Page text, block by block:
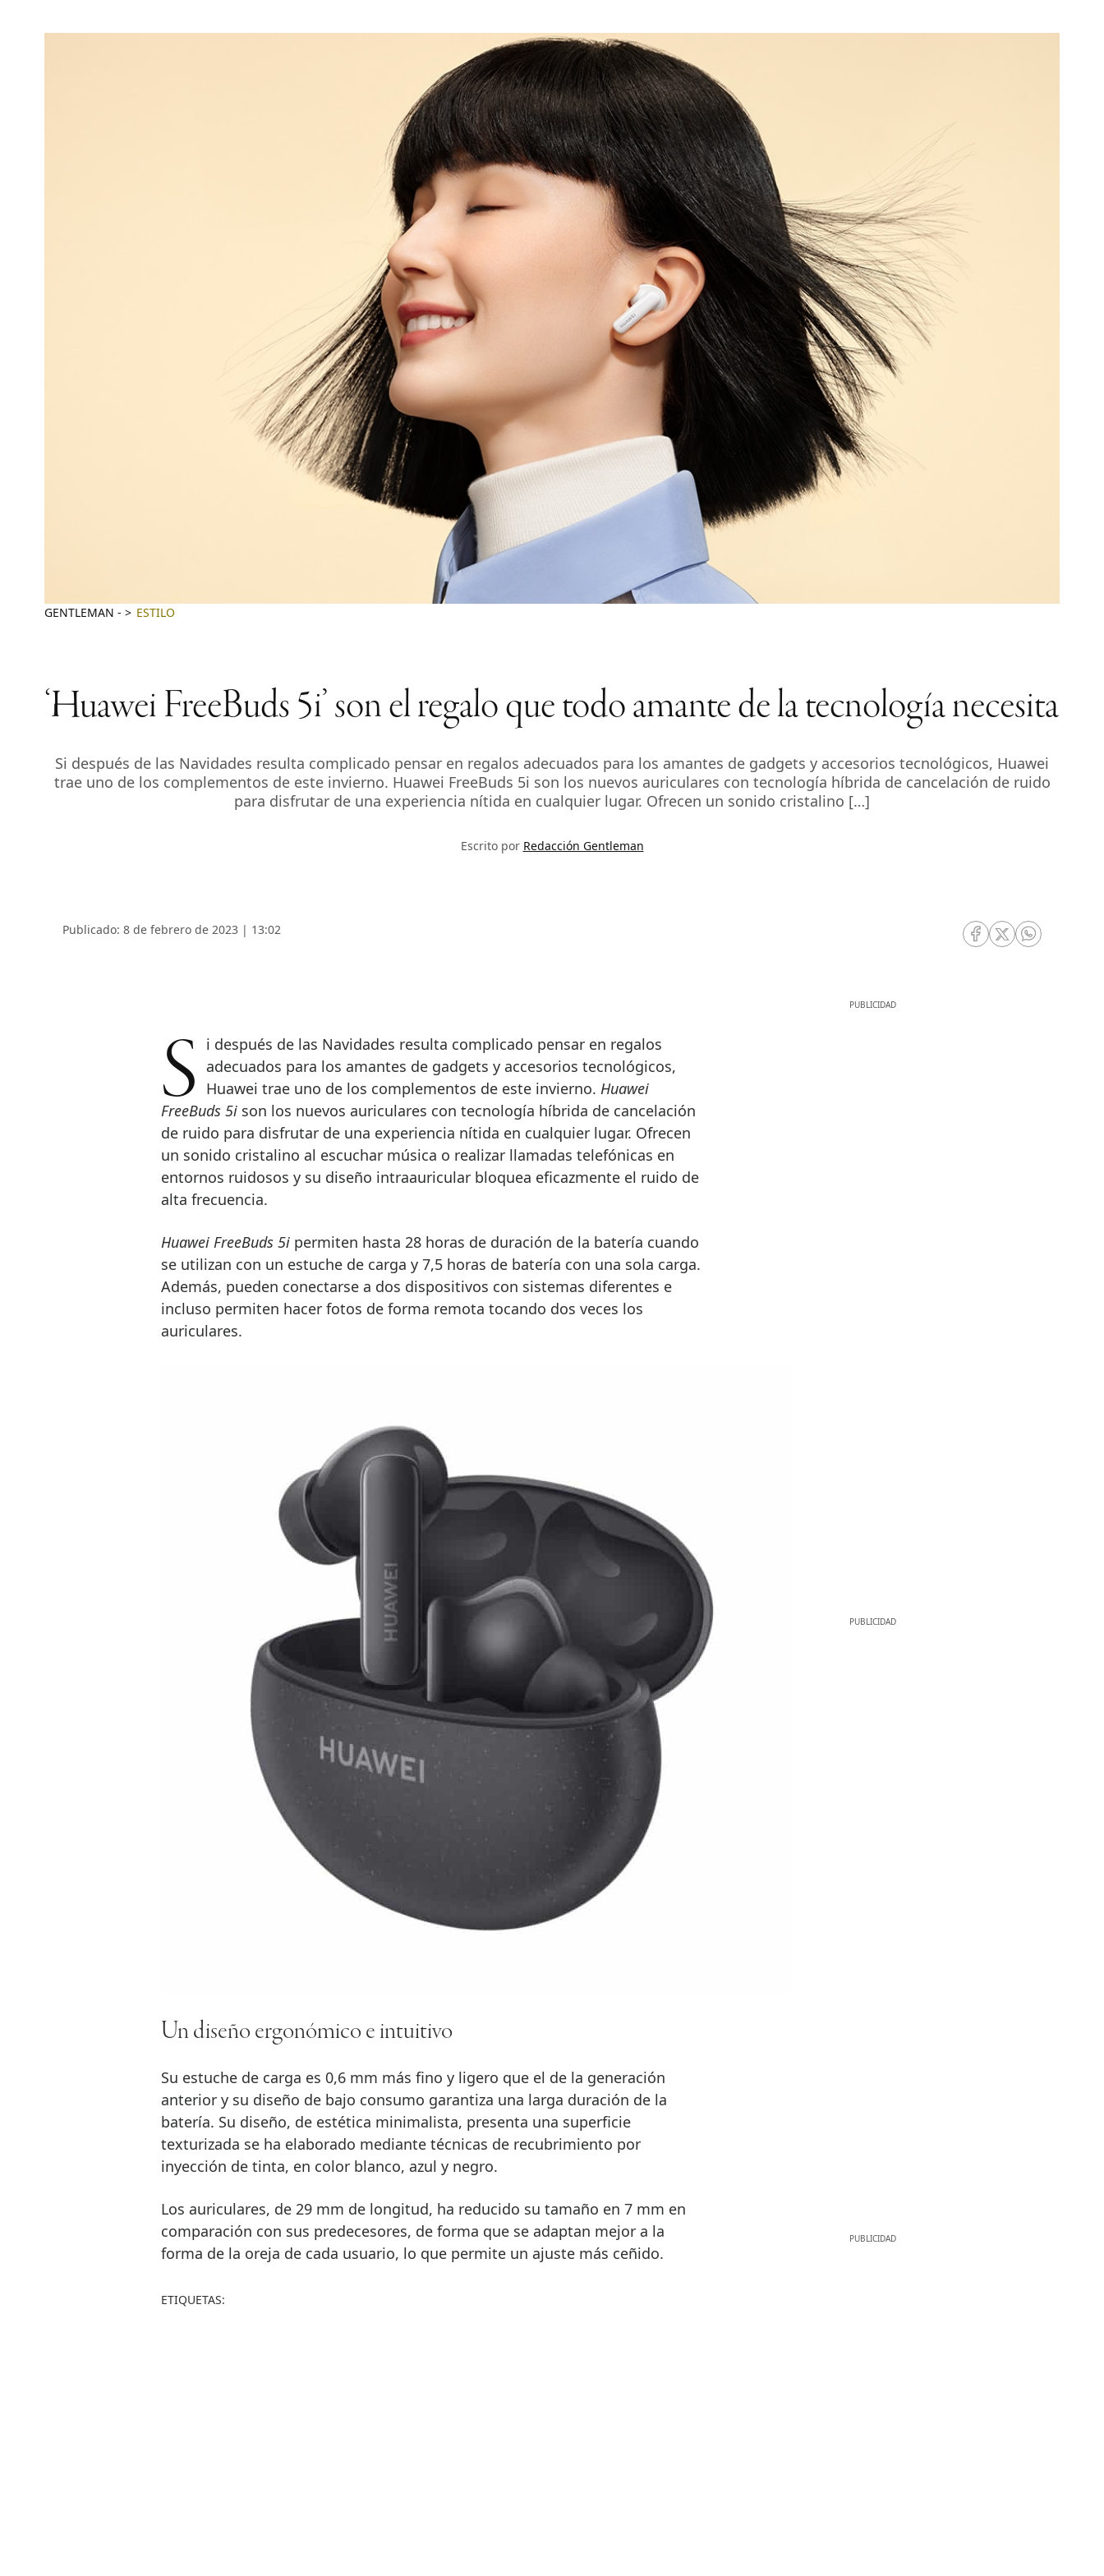
GENTLEMAN - ESTILO
‘Huawei FreeBuds 5i’ son el regalo que todo amante de la tecnología necesita
Si después de las Navidades resulta complicado pensar en regalos adecuados para los amantes de gadgets y accesorios tecnológicos, Huawei
trae uno de los complementos de este invierno. Huawei FreeBuds 5i son los nuevos auriculares con tecnología híbrida de cancelación de ruido
para disfrutar de una experiencia nítida en cualquier lugar. Ofrecen un sonido cristalino […]
Escrito por Redacción Gentleman
Publicado: 8 de febrero de 2023 | 13:02
RRSS Facebook
RRSS Twitter
RRSS
Si después de las Navidades resulta complicado pensar en regalos
adecuados para los amantes de gadgets y accesorios tecnológicos,
Huawei trae uno de los complementos de este invierno. Huawei
FreeBuds 5ison los nuevos auriculares con tecnología híbrida de cancelación
de ruido para disfrutar de una experiencia nítida en cualquier lugar. Ofrecen
un sonido cristalino al escuchar música o realizar llamadas telefónicas en
entornos ruidosos y su diseño intraauricular bloquea eficazmente el ruido de
alta frecuencia.
Huawei FreeBuds 5ipermiten hasta 28 horas de duración de la batería cuando
se utilizan con un estuche de carga y 7,5 horas de batería con una sola carga.
Además, pueden conectarse a dos dispositivos con sistemas diferentes e
incluso permiten hacer fotos de forma remota tocando dos veces los
auriculares.
Un diseño ergonómico e intuitivo
Su estuche de carga es 0,6 mm más fino y ligero que el de la generación
anterior y su diseño de bajo consumo garantiza una larga duración de la
batería. Su diseño, de estética minimalista, presenta una superficie
texturizada se ha elaborado mediante técnicas de recubrimiento por
inyección de tinta, en color blanco, azul y negro.
Los auriculares, de 29 mm de longitud, ha reducido su tamaño en 7 mm en
comparación con sus predecesores, de forma que se adaptan mejor a la
forma de la oreja de cada usuario, lo que permite un ajuste más ceñido.
ETIQUETAS: